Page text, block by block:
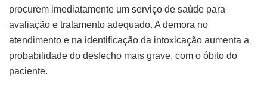
procurem imediatamente um serviço de saúde para
avaliação e tratamento adequado. A demora no
atendimento e na identificação da intoxicação aumenta a
probabilidade do desfecho mais grave, com o óbito do
paciente.